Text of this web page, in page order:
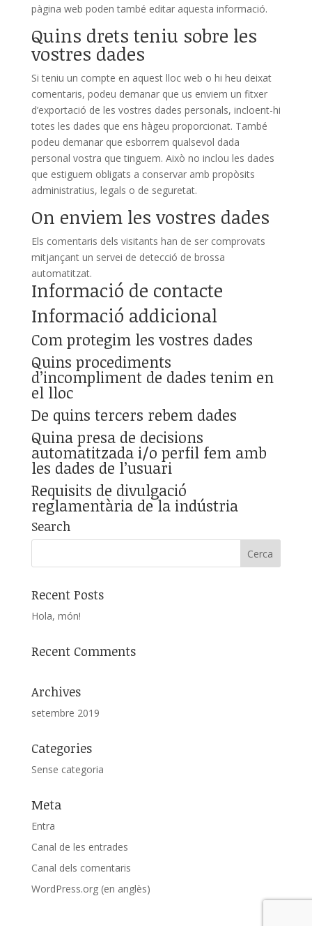
pàgina web poden també editar aquesta informació.
Quins drets teniu sobre les
vostres dades
Si teniu un compte en aquest lloc web o hi heu deixat
comentaris, podeu demanar que us enviem un fitxer
d’exportació de les vostres dades personals, incloent-hi
totes les dades que ens hàgeu proporcionat. També
podeu demanar que esborrem qualsevol dada
personal vostra que tinguem. Això no inclou les dades
que estiguem obligats a conservar amb propòsits
administratius, legals o de seguretat.
On enviem les vostres dades
Els comentaris dels visitants han de ser comprovats
mitjançant un servei de detecció de brossa
automatitzat.
Informació de contacte
Informació addicional
Com protegim les vostres dades
Quins procediments
d’incompliment de dades tenim en
el lloc
De quins tercers rebem dades
Quina presa de decisions
automatitzada i/o perfil fem amb
les dades de l’usuari
Requisits de divulgació
reglamentària de la indústria
Search
Recent Posts
Hola, món!
Recent Comments
Archives
setembre 2019
Categories
Sense categoria
Meta
Entra
Canal de les entrades
Canal dels comentaris
WordPress.org (en anglès)